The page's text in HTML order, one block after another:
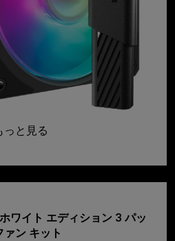
っと見る
ワイト エディション 3 パッ
ァン キット